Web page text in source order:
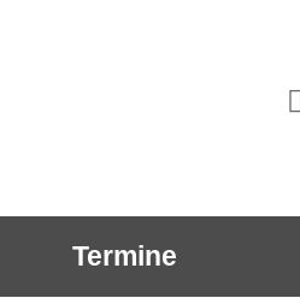
Termine